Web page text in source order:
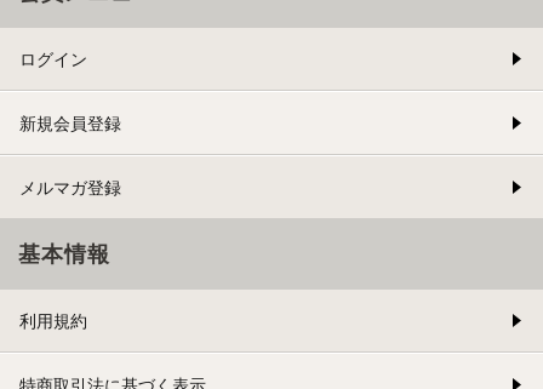
ログイン
新規会員登録
メルマガ登録
基本情報
利用規約